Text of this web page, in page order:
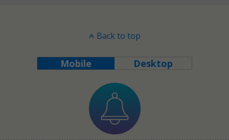
Back to top
Mobile Desktop